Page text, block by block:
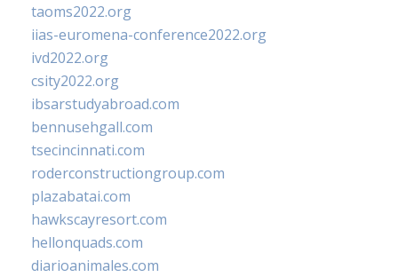
taoms2022.org
iias-euromena-conference2022.org
ivd2022.org
csity2022.org
ibsarstudyabroad.com
bennusehgall.com
tsecincinnati.com
roderconstructiongroup.com
plazabatai.com
hawkscayresort.com
hellonquads.com
diarioanimales.com